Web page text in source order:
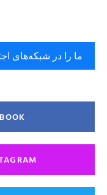
ما را در شبکه‌های